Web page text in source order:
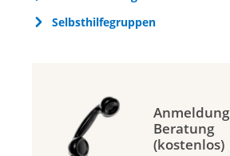
Selbsthilfegruppen
Anmeldung
Beratung
(kostenlos)